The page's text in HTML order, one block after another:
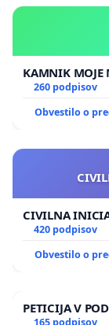
260 podpisov
Obvestilo o
CIVILNA
420 podpisov
Obvestilo o
PETICIJA V
165 podpisov